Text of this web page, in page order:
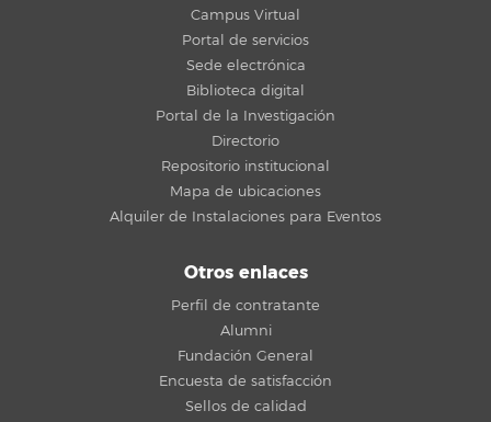
Campus Virtual
Portal de servicios
Sede electrónica
Biblioteca digital
Portal de la Investigación
Directorio
Repositorio institucional
Mapa de ubicaciones
Alquiler de Instalaciones para Eventos
Otros enlaces
Perfil de contratante
Alumni
Fundación General
Encuesta de satisfacción
Sellos de calidad